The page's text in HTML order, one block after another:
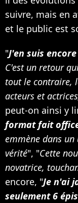
suivre, mais en
et le public est
"J'en suis
C'est un retour
tout le contraire,
acteurs et
peut-on ainsi y
format fait
emmène dans
vérité", "Cette
novatrice,
encore, "Je n'ai
seulement 6